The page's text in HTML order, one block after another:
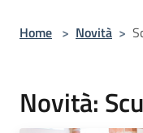
Home > Novità >
Novità: